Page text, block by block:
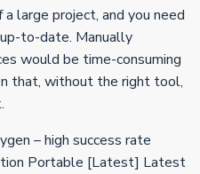
large project, and you need
to-date. Manually
would be time-consuming
that, without the right tool,
– high success rate
Portable [Latest] Latest